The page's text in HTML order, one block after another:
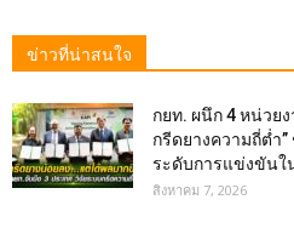
ข่าวที่น่าสนใจ
กยท. ผนึก 4 หน่วย
กรีดยางความถี่ต่ำ
ระดับการแข่งขันใ
สิงหาคม 7, 2026